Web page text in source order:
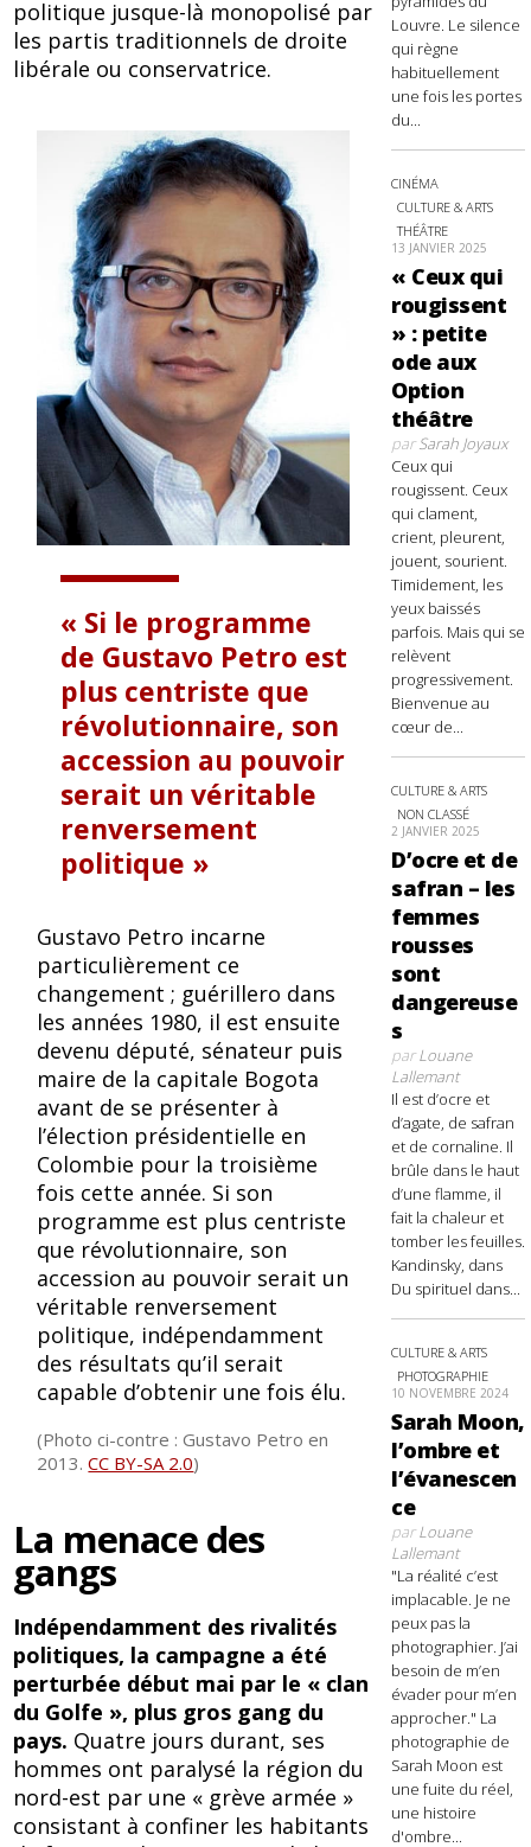
politique jusque-là monopolisé par
les partis traditionnels de droite
libérale ou conservatrice.
Si le programme
de Gustavo Petro est
plus centriste que
révolutionnaire, son
accession au pouvoir
serait un véritable
renversement
politique
Gustavo Petro incarne
particulièrement ce
changement ; guérillero dans
les années 1980, il est ensuite
devenu député, sénateur puis
maire de la capitale Bogota
avant de se présenter à
l’élection présidentielle en
Colombie pour la troisième
fois cette année. Si son
programme est plus centriste
que révolutionnaire, son
accession au pouvoir serait un
véritable renversement
politique, indépendamment
des résultats qu’il serait
capable d’obtenir une fois élu.
(Photo ci-contre : Gustavo Petro en
2013.CC BY-SA 2.0)
La menace des
gangs
Indépendamment des rivalités
politiques, la campagne a été
perturbée début mai par le « clan
du Golfe », plus gros gang du
pays. Quatre jours durant, ses
hommes ont paralysé la région du
nord-est par une « grève armée »
consistant à confiner les habitants
Louvre. Le silence
qui règne
habituellement
une fois les portes
du...
CINÉMA
CULTURE & ARTS
THÉÂTRE
13 JANVIER 2025
« Ceux qui
rougissent
» : petite
ode aux
Option
théâtre
parSarah Joyaux
Ceux qui
rougissent. Ceux
qui clament,
crient, pleurent,
jouent, sourient.
Timidement, les
yeux baissés
parfois. Mais qui se
relèvent
progressivement.
Bienvenue au
cœur de...
CULTURE & ARTS
NON CLASSÉ
2 JANVIER 2025
D’ocre et de
safran – les
femmes
rousses
sont
dangereuse
s
parLouane
Lallemant
Il est d’ocre et
d’agate, de safran
et de cornaline. Il
brûle dans le haut
d’une flamme, il
fait la chaleur et
tomber les feuilles.
Kandinsky, dans
Du spirituel dans...
CULTURE & ARTS
PHOTOGRAPHIE
10 NOVEMBRE 2024
Sarah Moon,
l’ombre et
l’évanescen
ce
parLouane
Lallemant
"La réalité c’est
implacable. Je ne
peux pas la
photographier. J’ai
besoin de m’en
évader pour m’en
approcher." La
photographie de
Sarah Moon est
une fuite du réel,
une histoire
d'ombre...